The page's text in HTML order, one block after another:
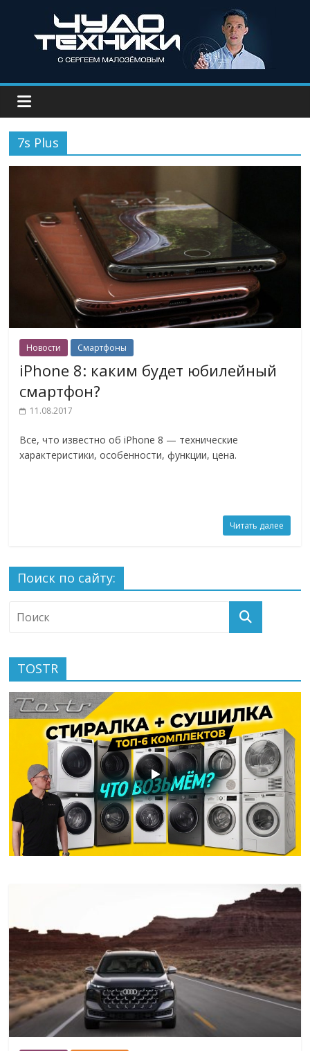
7s Plus
Новости Смартфоны
iPhone 8: каким будет юбилейный
смартфон?
11.08.2017
Все, что известно об iPhone 8 — технические
характеристики, особенности, функции, цена.
Читать далее
Поиск по сайту:
TOSTR